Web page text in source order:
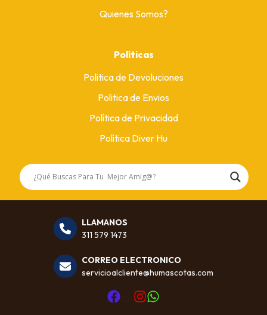
Quienes Somos?
Políticas
Politica de Devoluciones
Politica de Envios
Política de Privacidad
Política Diver Hu
LLAMANOS
311 579 1473
CORREO ELECTRONICO
servicioalcliente@humascotas.com